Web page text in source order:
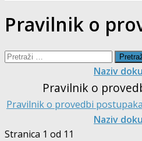
Pravilnik o
Pretraži:
Naziv
Naziv
Pravilnik o
Pravilnik o provedbi
Stranica 1 od 1 1